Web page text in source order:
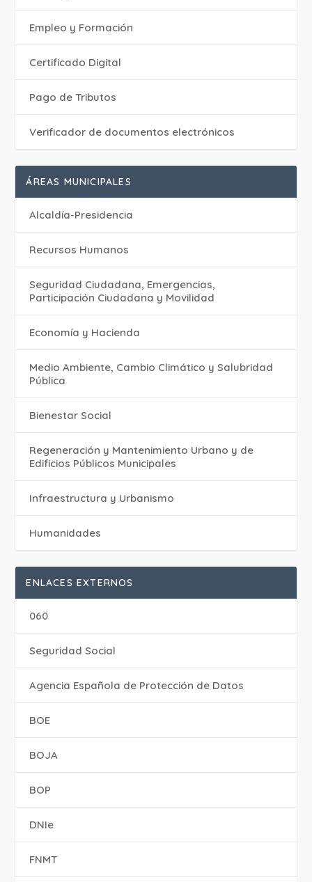
Empleo y Formación
Certificado Digital
Pago de Tributos
Verificador de documentos electrónicos
ÁREAS MUNICIPALES
Alcaldía-Presidencia
Recursos Humanos
Seguridad Ciudadana, Emergencias,
Participación Ciudadana y Movilidad
Economía y Hacienda
Medio Ambiente, Cambio Climático y Salubridad
Pública
Bienestar Social
Regeneración y Mantenimiento Urbano y de
Edificios Públicos Municipales
Infraestructura y Urbanismo
Humanidades
ENLACES EXTERNOS
060
Seguridad Social
Agencia Española de Protección de Datos
BOE
BOJA
BOP
DNIe
FNMT